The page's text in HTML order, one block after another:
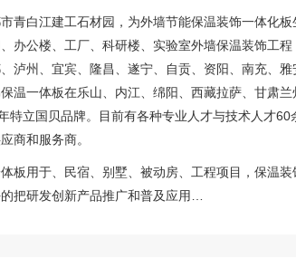
青白江建工石材园，为外墙节能保温装饰一体化
办公楼、工厂、科研楼、实验室外墙保温装饰工
泸州、宜宾、隆昌、遂宁、自贡、资阳、南充、
温一体板在乐山、内江、绵阳、西藏拉萨、甘肃
特立国贝品牌。目前有各种专业人才与技术人才
商和服务商。
板用于、民宿、别墅、被动房、工程项目，保温
把研发创新产品推广和普及应用…